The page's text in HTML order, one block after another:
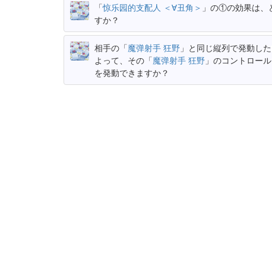
「惊乐园的支配人 ＜∀丑角＞ 」の①の効果は、
すか？
相手の「魔弹射手 狂野 」と同じ縦列で発動し
よって、その「魔弹射手 狂野 」のコントロー
を発動できますか？